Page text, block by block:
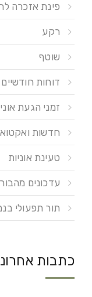
פינת אזכרה
רקע
שוטף
דוחות חודשיים
זמני הגעת
חדשות
טעינת אוניות
עדכונים
תור תפעולי
כתבות